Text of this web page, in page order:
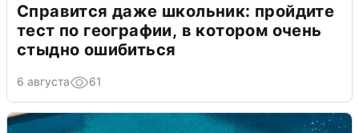
Справится даже школьник: пройдите
тест по географии, в котором очень
стыдно ошибиться
6 августа 61